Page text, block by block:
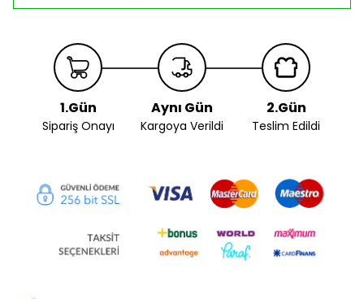
1.Gün
Sipariş Onayı
Aynı Gün
Kargoya Verildi
2.Gün
Teslim Edildi